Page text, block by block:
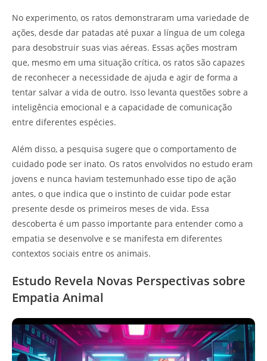
No experimento, os ratos demonstraram uma variedade de
ações, desde dar patadas até puxar a língua de um colega
para desobstruir suas vias aéreas. Essas ações mostram
que, mesmo em uma situação crítica, os ratos são capazes
de reconhecer a necessidade de ajuda e agir de forma a
tentar salvar a vida de outro. Isso levanta questões sobre a
inteligência emocional e a capacidade de comunicação
entre diferentes espécies.
Além disso, a pesquisa sugere que o comportamento de
cuidado pode ser inato. Os ratos envolvidos no estudo eram
jovens e nunca haviam testemunhado esse tipo de ação
antes, o que indica que o instinto de cuidar pode estar
presente desde os primeiros meses de vida. Essa
descoberta é um passo importante para entender como a
empatia se desenvolve e se manifesta em diferentes
contextos sociais entre os animais.
Estudo Revela Novas Perspectivas sobre
Empatia Animal